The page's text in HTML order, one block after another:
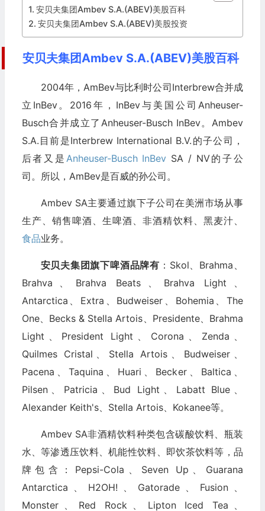
安贝夫集团Ambev S.A.(ABEV)美股百科
安贝夫集团Ambev S.A.(ABEV)美股投资
安贝夫集团Ambev S.A.(ABEV)美股百科
2004年，AmBev与比利时公司Interbrew合并成
立InBev。2016年，InBev与美国公司Anheuser-
Busch合并成立了Anheuser-Busch InBev。Ambev
S.A.目前是Interbrew International B.V.的子公司，
后者又是 Anheuser-Busch InBev SA / NV的子公
司。所以，AmBev是百威的孙公司。
Ambev SA主要通过旗下子公司在美洲市场从事
生产、销售啤酒、生啤酒、非酒精饮料、黑麦汁、
食品业务。
安贝夫集团旗下啤酒品牌有 ：Skol、Brahma、
Brahva、Brahva Beats、Brahva Light、
Antarctica、Extra、Budweiser、Bohemia、The
One、Becks & Stella Artois、Presidente、Brahma
Light、President Light、Corona、Zenda、
Quilmes Cristal、Stella Artois、Budweiser、
Pacena、Taquina、Huari、Becker、Baltica、
Pilsen、Patricia、Bud Light、Labatt Blue、
Alexander Keith's、Stella Artois、Kokanee等。
Ambev SA非酒精饮料种类包含碳酸饮料、瓶装
水、等渗透压饮料、机能性饮料、即饮茶饮料等，品
牌包含：Pepsi-Cola、Seven Up、Guarana
Antarctica、H2OH!、Gatorade、Fusion、
Monster、Red Rock、Lipton Iced Tea、